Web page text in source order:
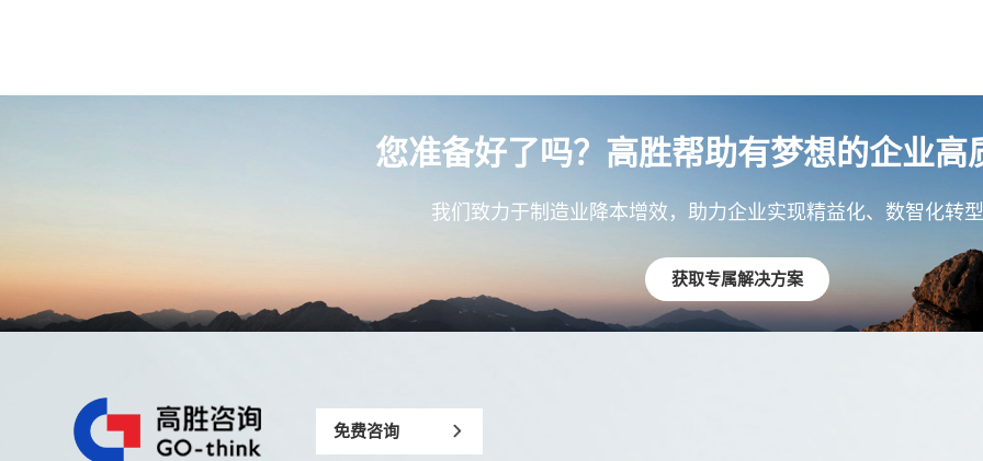
您准备好了吗？高胜帮助有梦想的企业高
我们致力于制造业降本增效，助力企业实现精益化、数智化转
获取专属解决方案
免费咨询